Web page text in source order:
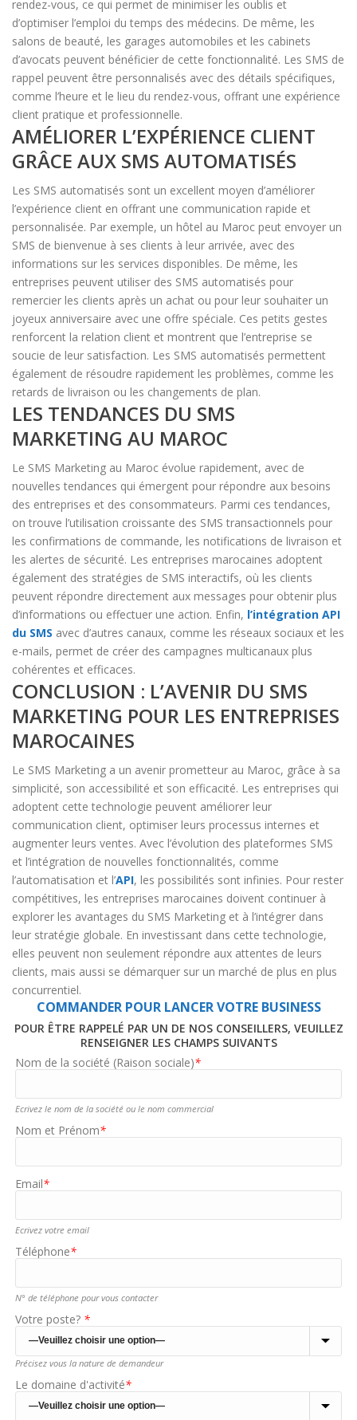
rendez-vous, ce qui permet de minimiser les oublis et
d’optimiser l’emploi du temps des médecins. De même, les
salons de beauté, les garages automobiles et les cabinets
d’avocats peuvent bénéficier de cette fonctionnalité. Les SMS de
rappel peuvent être personnalisés avec des détails spécifiques,
comme l’heure et le lieu du rendez-vous, offrant une expérience
client pratique et professionnelle.
AMÉLIORER L’EXPÉRIENCE CLIENT
GRÂCE AUX SMS AUTOMATISÉS
Les SMS automatisés sont un excellent moyen d’améliorer
l’expérience client en offrant une communication rapide et
personnalisée. Par exemple, un hôtel au Maroc peut envoyer un
SMS de bienvenue à ses clients à leur arrivée, avec des
informations sur les services disponibles. De même, les
entreprises peuvent utiliser des SMS automatisés pour
remercier les clients après un achat ou pour leur souhaiter un
joyeux anniversaire avec une offre spéciale. Ces petits gestes
renforcent la relation client et montrent que l’entreprise se
soucie de leur satisfaction. Les SMS automatisés permettent
également de résoudre rapidement les problèmes, comme les
retards de livraison ou les changements de plan.
LES TENDANCES DU SMS
MARKETING AU MAROC
Le SMS Marketing au Maroc évolue rapidement, avec de
nouvelles tendances qui émergent pour répondre aux besoins
des entreprises et des consommateurs. Parmi ces tendances,
on trouve l’utilisation croissante des SMS transactionnels pour
les confirmations de commande, les notifications de livraison et
les alertes de sécurité. Les entreprises marocaines adoptent
également des stratégies de SMS interactifs, où les clients
peuvent répondre directement aux messages pour obtenir plus
d’informations ou effectuer une action. Enfin, l’intégration API
du SMS avec d’autres canaux, comme les réseaux sociaux et les
e-mails, permet de créer des campagnes multicanaux plus
cohérentes et efficaces.
CONCLUSION : L’AVENIR DU SMS
MARKETING POUR LES ENTREPRISES
MAROCAINES
Le SMS Marketing a un avenir prometteur au Maroc, grâce à sa
simplicité, son accessibilité et son efficacité. Les entreprises qui
adoptent cette technologie peuvent améliorer leur
communication client, optimiser leurs processus internes et
augmenter leurs ventes. Avec l’évolution des plateformes SMS
et l’intégration de nouvelles fonctionnalités, comme
l’automatisation et l’API, les possibilités sont infinies. Pour rester
compétitives, les entreprises marocaines doivent continuer à
explorer les avantages du SMS Marketing et à l’intégrer dans
leur stratégie globale. En investissant dans cette technologie,
elles peuvent non seulement répondre aux attentes de leurs
clients, mais aussi se démarquer sur un marché de plus en plus
concurrentiel.
COMMANDER POUR LANCER VOTRE BUSINESS
POUR ÊTRE RAPPELÉ PAR UN DE NOS CONSEILLERS, VEUILLEZ
RENSEIGNER LES CHAMPS SUIVANTS
Nom de la société (Raison sociale)*
Ecrivez le nom de la société ou le nom commercial
Nom et Prénom*
Email*
Ecrivez votre email
Téléphone*
N° de téléphone pour vous contacter
Votre poste? *
Précisez vous la nature de demandeur
Le domaine d'activité*